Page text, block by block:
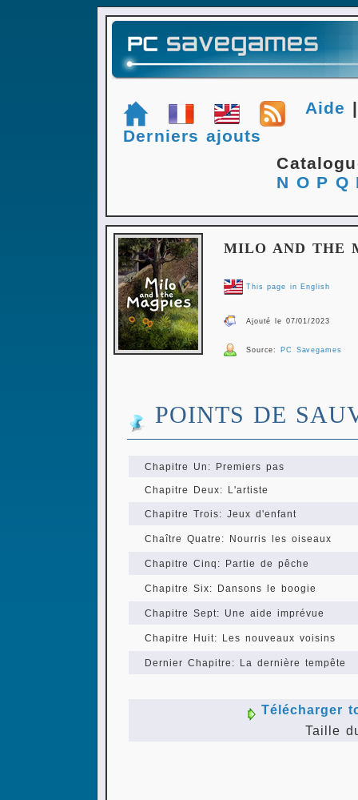
Aide
Derniers ajouts
N O P Q
MILO AND THE
This page in English
Ajouté le 07/01/2023
Source: PC Savegames
POINTS DE
Chapitre Un: Premiers pas
Chapitre Deux: L'artiste
Chapitre Trois: Jeux d'enfant
Chaître Quatre: Nourris les oiseaux
Chapitre Cinq: Partie de pêche
Chapitre Six: Dansons le boogie
Chapitre Sept: Une aide imprévue
Chapitre Huit: Les nouveaux voisins
Dernier Chapitre: La dernière tempête
Télécharger
Taille